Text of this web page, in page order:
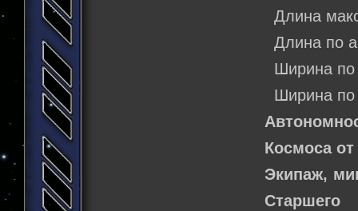
Длина
Длина по
Ширина по
Ширина по
Космоса
Экипаж,